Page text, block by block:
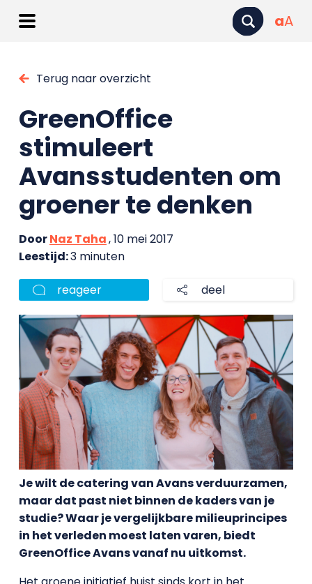
aA
Terug naar overzicht
GreenOffice
stimuleert
Avansstudenten om
groener te denken
DoorNaz Taha, 10 mei 2017
Leestijd:3 minuten
reageer deel
Je wilt de catering van Avans verduurzamen,
maar dat past niet binnen de kaders van je
studie? Waar je vergelijkbare milieuprincipes
in het verleden moest laten varen, biedt
GreenOffice Avans vanaf nu uitkomst.